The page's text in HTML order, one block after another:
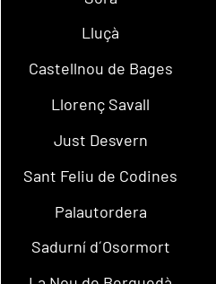
Lluçà
Castellnou de Bages
Llorenç Savall
Just Desvern
Sant Feliu de Codines
Palautordera
Sadurní d´Osormort